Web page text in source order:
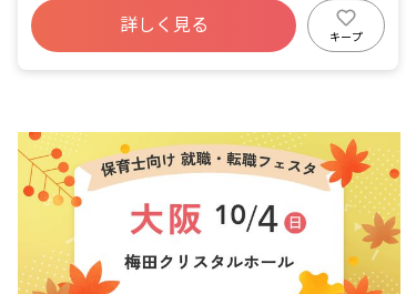
詳しく見る
キープ